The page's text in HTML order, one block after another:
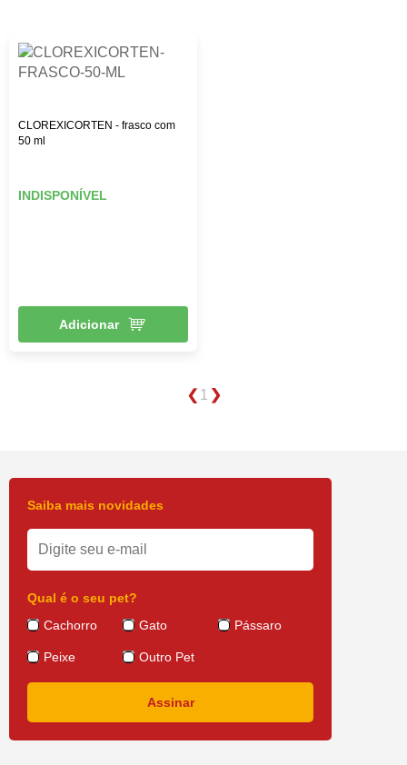
CLOREXICORTEN - frasco com
50 ml
INDISPONÍVEL
Adicionar
1
Saiba mais novidades
Qual é o seu pet?
Cachorro
Gato Pássaro
Peixe Outro Pet